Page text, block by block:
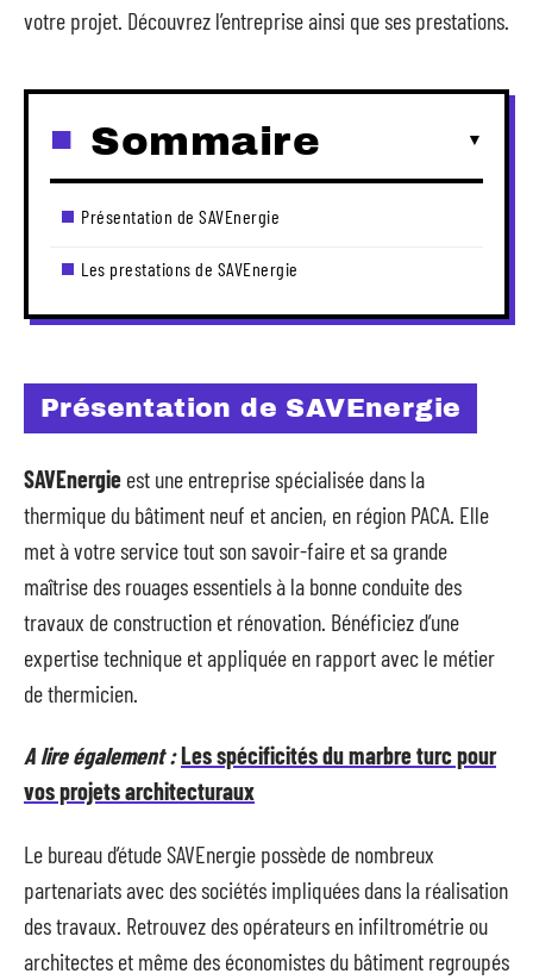
votre projet. Découvrez l’entreprise ainsi que ses prestations.
Sommaire
Présentation de SAVEnergie
Les prestations de SAVEnergie
Présentation de SAVEnergie
SAVEnergie est une entreprise spécialisée dans la
thermique du bâtiment neuf et ancien, en région PACA. Elle
met à votre service tout son savoir-faire et sa grande
maîtrise des rouages essentiels à la bonne conduite des
travaux de construction et rénovation. Bénéficiez d’une
expertise technique et appliquée en rapport avec le métier
de thermicien.
A lire également :Les spécificités du marbre turc pour
vos projets architecturaux
Le bureau d’étude SAVEnergie possède de nombreux
partenariats avec des sociétés impliquées dans la réalisation
des travaux. Retrouvez des opérateurs en infiltrométrie ou
architectes et même des économistes du bâtiment regroupés